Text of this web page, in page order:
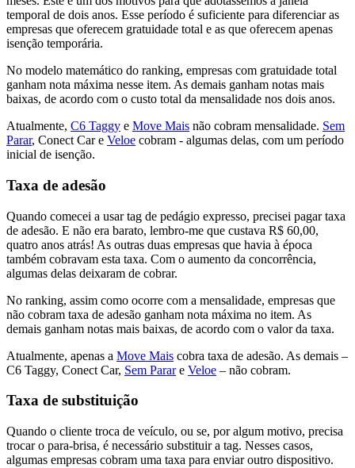
temporal de dois anos. Esse período é suficiente para diferenciar as
empresas que oferecem gratuidade total e as que oferecem apenas
isenção temporária.
No modelo matemático do ranking, empresas com gratuidade total
ganham nota máxima nesse item. As demais ganham notas mais
baixas, de acordo com o custo total da mensalidade nos dois anos.
Atualmente, C6 Taggy e Move Mais não cobram mensalidade. Sem
Parar, Conect Car e Veloe cobram - algumas delas, com um período
inicial de isenção.
Taxa de adesão
Quando comecei a usar tag de pedágio expresso, precisei pagar taxa
de adesão. E não era barato, lembro-me que custava R$ 60,00,
quatro anos atrás! As outras duas empresas que havia à época
também cobravam esta taxa. Com o aumento da concorrência,
algumas delas deixaram de cobrar.
No ranking, assim como ocorre com a mensalidade, empresas que
não cobram taxa de adesão ganham nota máxima no item. As
demais ganham notas mais baixas, de acordo com o valor da taxa.
Atualmente, apenas a Move Mais cobra taxa de adesão. As demais –
C6 Taggy, Conect Car, Sem Parare Veloe – não cobram.
Taxa de substituição
Quando o cliente troca de veículo, ou se, por algum motivo, precisa
trocar o para-brisa, é necessário substituir a tag. Nesses casos,
algumas empresas cobram uma taxa para enviar outro dispositivo.